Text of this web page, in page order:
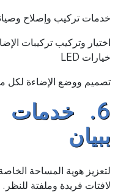
خدمات تركيب وإصلاح وصيانة
اختيار وتركيب تركيبات
خيارات LED
تصميم ووضع الإضاءة لكل
6. خدمات
ببيان
لتعزيز هوية المساحة
لافتات فريدة وملفتة